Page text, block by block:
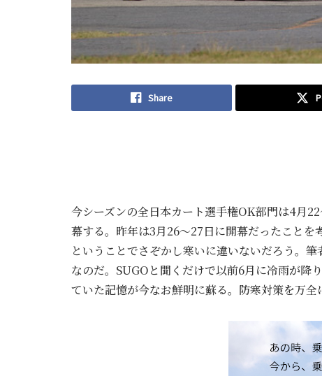
Share
今シーズンの全日本カート選手権OK部門は4月
幕する。昨年は3月26～27日に開幕だったこと
ということでさぞかし寒いに違いないだろう。
なのだ。SUGOと聞くだけで以前6月に冷雨が降
ていた記憶が今なお鮮明に蘇る。防寒対策を万全